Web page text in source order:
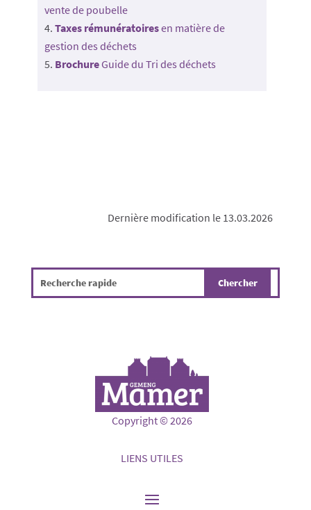
vente de poubelle
Taxes rémunératoiresen matière de
gestion des déchets
BrochureGuide du Tri des déchets
Dernière modification le 13.03.2026
Copyright © 2026
LIENS UTILES